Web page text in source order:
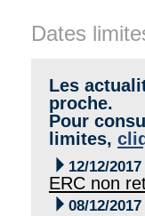
Dates
Les
proche.
Pour
limites,
 12/12/2017
ERC non
 08/12/2017